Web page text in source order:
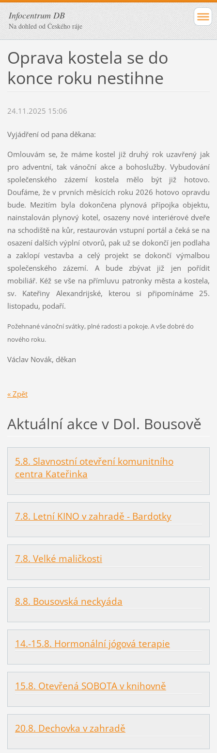
Infocentrum DB
Na dohled od Českého ráje
Oprava kostela se do
konce roku nestihne
24.11.2025 15:06
Vyjádření od pana děkana:
Omlouvám se, že máme kostel již druhý rok uzavřený jak
pro adventní, tak vánoční akce a bohoslužby. Vybudování
společenského zázemí kostela mělo být již hotovo.
Doufáme, že v prvních měsících roku 2026 hotovo opravdu
bude. Mezitím byla dokončena plynová přípojka objektu,
nainstalován plynový kotel, osazeny nové interiérové dveře
na schodiště na kůr, restaurován vstupní portál a čeká se na
osazení dalších výplní otvorů, pak už se dokončí jen podlaha
a zaklopí vestavba a celý projekt se dokončí výmalbou
společenského zázemí. A bude zbývat již jen pořídit
mobiliář. Kéž se vše na přímluvu patronky města a kostela,
sv. Kateřiny Alexandrijské, kterou si připomínáme 25.
listopadu, podaří.
Požehnané vánoční svátky, plné radosti a pokoje. A vše dobré do
nového roku.
Václav Novák, děkan
« Zpět
Aktuální akce v Dol. Bousově
5.8. Slavnostní otevření komunitního
centra Kateřinka
7.8. Letní KINO v zahradě - Bardotky
7.8. Velké maličkosti
8.8. Bousovská neckyáda
14.-15.8. Hormonální jógová terapie
15.8. Otevřená SOBOTA v knihovně
20.8. Dechovka v zahradě